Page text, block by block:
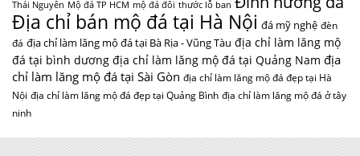
Thái Nguyên Mộ đá TP HCM mộ đá đôi thước lỗ ban
Địa chỉ bán mộ đá tại Hà Nội đá mỹ nghệ đèn
đá địa chỉ làm lăng mộ đá tại Bà Rịa - Vũng Tàu địa chỉ làm lăng mộ
đá tại bình dương địa chỉ làm lăng mộ đá tại Quảng Nam địa
chỉ làm lăng mộ đá tại Sài Gòn địa chỉ làm lăng mộ đá đẹp tại Hà
Nội địa chỉ làm lăng mộ đá đẹp tại Quảng Bình địa chỉ làm lăng mộ đá ở tây
ninh